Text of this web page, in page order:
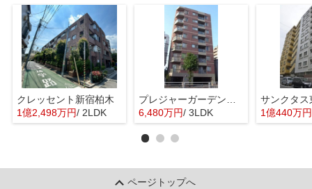
クレッセント新宿柏木
1億2,498万円/ 2LDK
6,480万円/ 3LDK 1億440万円
ページトップへ